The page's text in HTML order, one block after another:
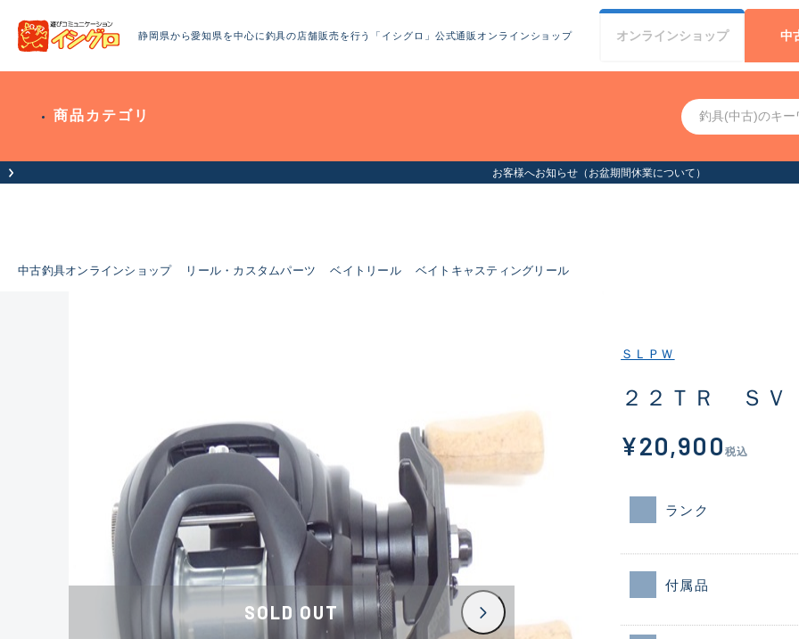
静岡県から愛知県を中心に釣具の店舗販売を行う「イシグロ」公式通販オンラインショップ オンラインショップ 中
商品カテゴリ
お客様へお知らせ（お盆期間休業について）
中古釣具オンラインショップ リール・カスタムパーツ ベイトリール ベイトキャスティングリール
SOLD OUT
ＳＬＰＷ
２２ＴＲ ＳＶ
¥20,900 税込
ランク
付属品